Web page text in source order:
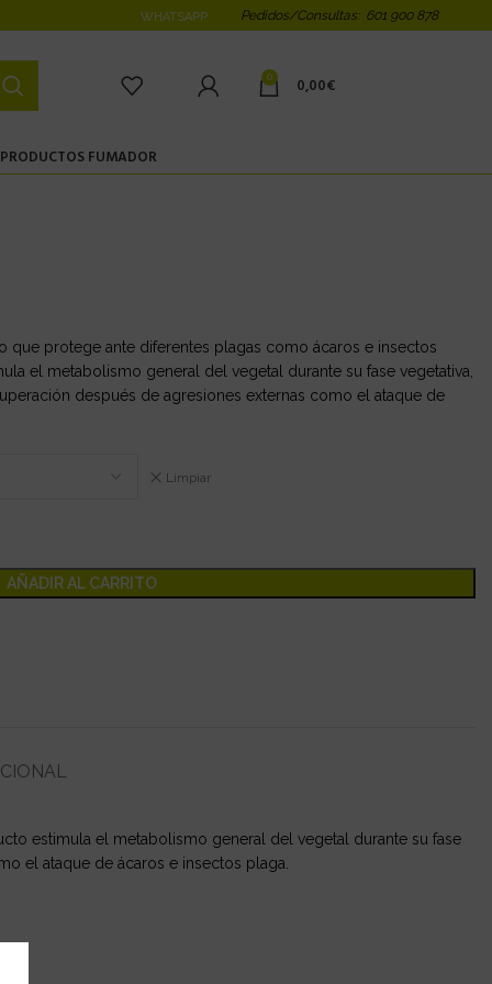
WHATSAPP Pedidos/Consultas: 601 900 878
0 0,00€
PRODUCTOS FUMADOR
que protege ante diferentes plagas como ácaros e insectos
el metabolismo general del vegetal durante su fase vegetativa,
después de agresiones externas como el ataque de
Limpiar
AÑADIR AL CARRITO
estimula el metabolismo general del vegetal durante su fase
el ataque de ácaros e insectos plaga.